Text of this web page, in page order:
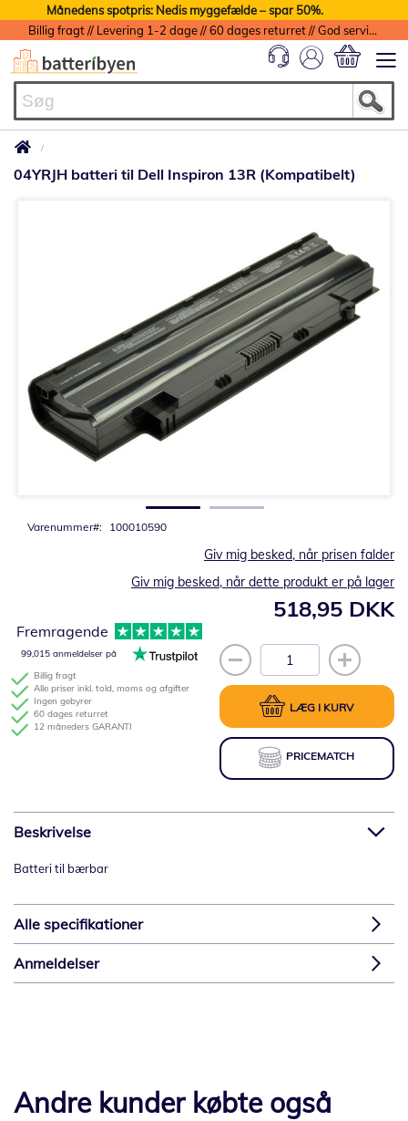
Månedens spotpris: Nedis myggefælde – spar 50%.
Billig fragt // Levering 1-2 dage // 60 dages returret // God service med garanti
04YRJH batteri til Dell Inspiron 13R (Kompatibelt)
Varenummer 100010590
518,95 DKK
Giv mig besked, når prisen falder
Giv mig besked, når dette produkt er på lager
LÆG I KURV
PRICEMATCH
Billig fragt
Alle priser inkl. told, moms og afgifter
Ingen gebyrer
60 dages returret
12 måneders GARANTI
Fremragende
99,015 anmeldelser på
Beskrivelse
Batteri til bærbar
Alle specifikationer
Anmeldelser
Andre kunder købte også